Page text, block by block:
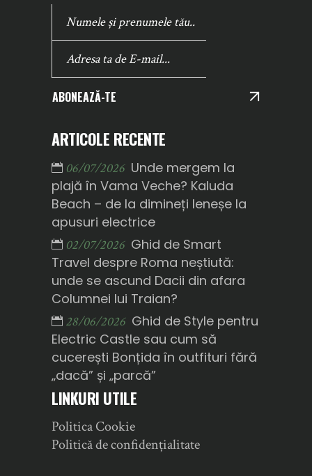
ABONEAZĂ-TE
ARTICOLE RECENTE
06/07/2026 Unde mergem la
plajă în Vama Veche? Kaluda
Beach – de la dimineți leneșe la
apusuri electrice
02/07/2026 Ghid de Smart
Travel despre Roma neștiută:
unde se ascund Dacii din afara
Columnei lui Traian?
28/06/2026 Ghid de Style pentru
Electric Castle sau cum să
cucerești Bonțida în outfituri fără
„dacă” și „parcă”
LINKURI UTILE
Politica Cookie
Politică de confidențialitate